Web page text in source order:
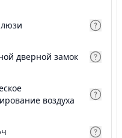
дверной замок
воздуха